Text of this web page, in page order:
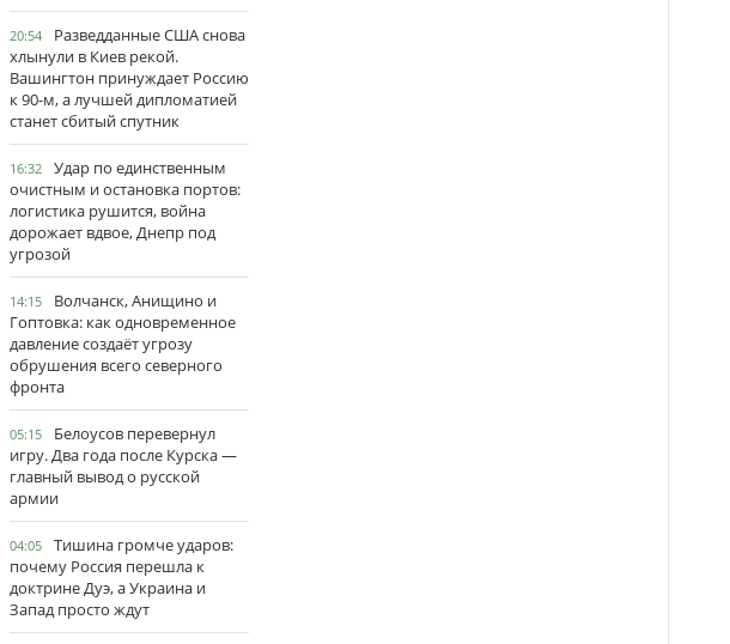
20:54
Разведданные США снова
хлынули в Киев рекой.
Вашингтон принуждает Россию
к 90-м, а лучшей дипломатией
станет сбитый спутник
16:32
Удар по единственным
очистным и остановка портов:
логистика рушится, война
дорожает вдвое, Днепр под
угрозой
14:15
Волчанск, Анищино и
Гоптовка: как одновременное
давление создаёт угрозу
обрушения всего северного
фронта
05:15
Белоусов перевернул
игру. Два года после Курска —
главный вывод о русской
армии
04:05
Тишина громче ударов:
почему Россия перешла к
доктрине Дуэ, а Украина и
Запад просто ждут